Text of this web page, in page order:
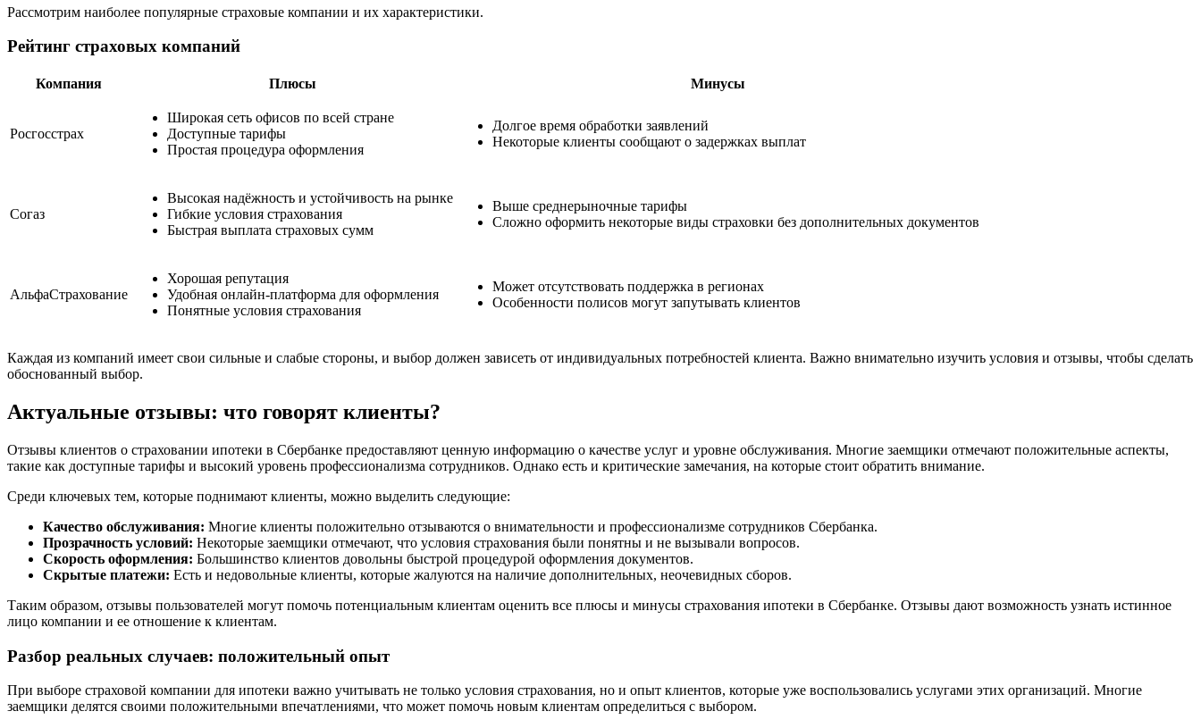
Рассмотрим наиболее популярные страховые компании и их характеристики.
Рейтинг страховых компаний
Компания Плюсы Минусы
Росгосстрах
Широкая сеть офисов по всей стране
Доступные тарифы
Простая процедура оформления
Долгое время обработки заявлений
Некоторые клиенты сообщают о задержках выплат
Согаз
Высокая надёжность и устойчивость на рынке
Гибкие условия страхования
Быстрая выплата страховых сумм
Выше среднерыночные тарифы
Сложно оформить некоторые виды страховки без дополнительных документов
АльфаСтрахование
Хорошая репутация
Удобная онлайн-платформа для оформления
Понятные условия страхования
Может отсутствовать поддержка в регионах
Особенности полисов могут запутывать клиентов
Каждая из компаний имеет свои сильные и слабые стороны, и выбор должен зависеть от индивидуальных потребностей клиента. Важно внимательно изучить условия и отзывы, чтобы сделать
обоснованный выбор.
Актуальные отзывы: что говорят клиенты?
Отзывы клиентов о страховании ипотеки в Сбербанке предоставляют ценную информацию о качестве услуг и уровне обслуживания. Многие заемщики отмечают положительные аспекты,
такие как доступные тарифы и высокий уровень профессионализма сотрудников. Однако есть и критические замечания, на которые стоит обратить внимание.
Среди ключевых тем, которые поднимают клиенты, можно выделить следующие:
Качество обслуживания: Многие клиенты положительно отзываются о внимательности и профессионализме сотрудников Сбербанка.
Прозрачность условий: Некоторые заемщики отмечают, что условия страхования были понятны и не вызывали вопросов.
Скорость оформления: Большинство клиентов довольны быстрой процедурой оформления документов.
Скрытые платежи: Есть и недовольные клиенты, которые жалуются на наличие дополнительных, неочевидных сборов.
Таким образом, отзывы пользователей могут помочь потенциальным клиентам оценить все плюсы и минусы страхования ипотеки в Сбербанке. Отзывы дают возможность узнать истинное
лицо компании и ее отношение к клиентам.
Разбор реальных случаев: положительный опыт
При выборе страховой компании для ипотеки важно учитывать не только условия страхования, но и опыт клиентов, которые уже воспользовались услугами этих организаций. Многие
заемщики делятся своими положительными впечатлениями, что может помочь новым клиентам определиться с выбором.